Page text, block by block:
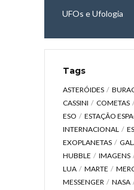
UFOs e Ufologia
Tags
ASTERÓIDES
CASSINI
COMETAS
ESO
ESTAÇÃO
INTERNACIONAL
EXOPLANETAS
HUBBLE
IMAGENS
LUA
MARTE
MESSENGER
NASA